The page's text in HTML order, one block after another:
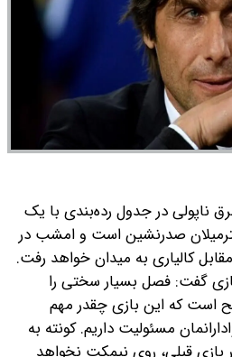
ناپولی در جدول رده‌بندی با یک
صدرنشین است و امشب در
کالیاری به میدان خواهد رفت.
گفت: فصل بسیار سختی را
است که این بازی چقدر مهم
مسئولیت داریم. کونته به
بازی قبلی، روی نیمکت نخواهد